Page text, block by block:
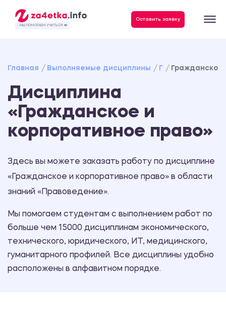
- МЫ ПОМОГАЕМ УЧИТЬСЯ ❤️
Оставить заявку
Главная Выполняемые дисциплины Г Гражданское
Дисциплина
«Гражданское и
корпоративное право»
Здесь вы можете заказать работу по дисциплине
«Гражданское и корпоративное право» в области
знаний «Правоведение».
Мы помогаем студентам с выполнением работ по
больше чем 15000 дисциплинам экономического,
технического, юридического, ИТ, медицинского,
гуманитарного профилей. Все дисциплины удобно
расположены в алфавитном порядке.